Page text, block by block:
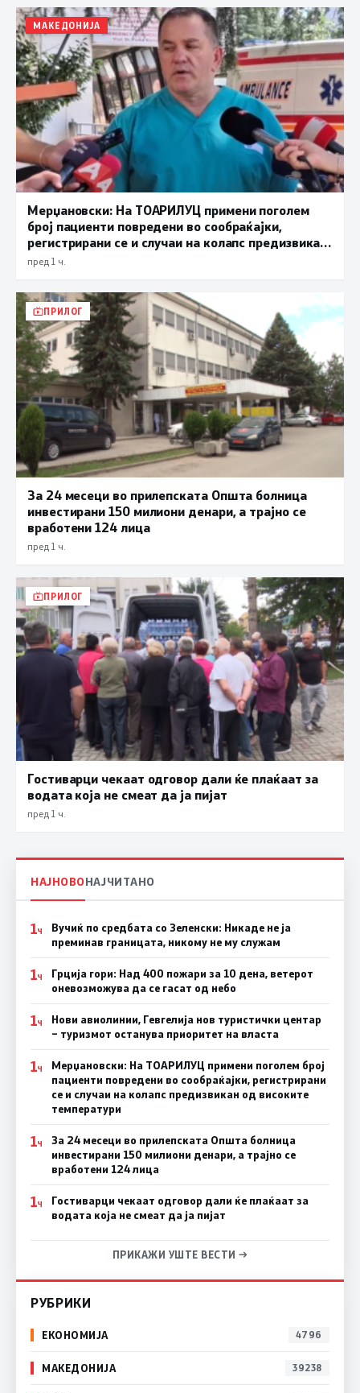
МАКЕДОНИЈА
Мерџановски: На ТОАРИЛУЦ примени поголем
број пациенти повредени во сообраќајки,
регистрирани се и случаи на колапс предизвикан
од високите температури
пред 1 ч.
ПРИЛОГ
За 24 месеци во прилепската Општа болница
инвестирани 150 милиони денари, а трајно се
вработени 124 лица
пред 1 ч.
ПРИЛОГ
Гостиварци чекаат одговор дали ќе плаќаат за
водата која не смеат да ја пијат
пред 1 ч.
НАЈНОВОНАЈЧИТАНО
1Ч
Вучиќ по средбата со Зеленски: Никаде не ја
преминав границата, никому не му служам
1Ч
Грција гори: Над 400 пожари за 10 дена, ветерот
оневозможува да се гасат од небо
1Ч
Нови авиолинии, Гевгелија нов туристички центар
– туризмот останува приоритет на власта
1Ч
Мерџановски: На ТОАРИЛУЦ примени поголем број
пациенти повредени во сообраќајки, регистрирани
се и случаи на колапс предизвикан од високите
температури
1Ч
За 24 месеци во прилепската Општа болница
инвестирани 150 милиони денари, а трајно се
вработени 124 лица
1Ч
Гостиварци чекаат одговор дали ќе плаќаат за
водата која не смеат да ја пијат
ПРИКАЖИ УШТЕ ВЕСТИ →
РУБРИКИ
ЕКОНОМИЈА 4796
МАКЕДОНИЈА 39238